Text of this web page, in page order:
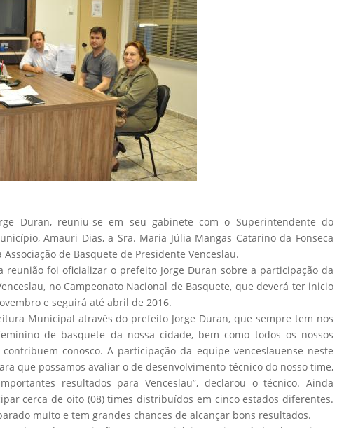
Duran, reuniu-se em seu gabinete com o Superintendente do
Amauri Dias, a Sra. Maria Júlia Mangas Catarino da Fonseca
de Basquete de Presidente Venceslau.
reunião foi oficializar o prefeito Jorge Duran sobre a participação da
no Campeonato Nacional de Basquete, que deverá ter inicio
e seguirá até abril de 2016.
Municipal através do prefeito Jorge Duran, que sempre tem nos
de basquete da nossa cidade, bem como todos os nossos
conosco. A participação da equipe venceslauense neste
que possamos avaliar o de desenvolvimento técnico do nosso time,
resultados para Venceslau”, declarou o técnico. Ainda
cerca de oito (08) times distribuídos em cinco estados diferentes.
muito e tem grandes chances de alcançar bons resultados.